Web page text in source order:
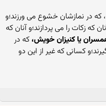
که در نمازشان خشوع می ورزند؛و
که زکات را می پردازند؛و آنان که
يا کنيزان خويش، که در
کسانی که غير از اين دو